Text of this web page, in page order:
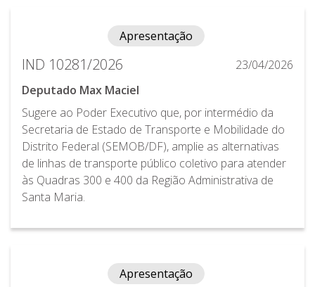
Apresentação
IND 10281/2026
23/04/2026
Deputado Max Maciel
Sugere ao Poder Executivo que, por intermédio da
Secretaria de Estado de Transporte e Mobilidade do
Distrito Federal (SEMOB/DF), amplie as alternativas
de linhas de transporte público coletivo para atender
às Quadras 300 e 400 da Região Administrativa de
Santa Maria.
Apresentação